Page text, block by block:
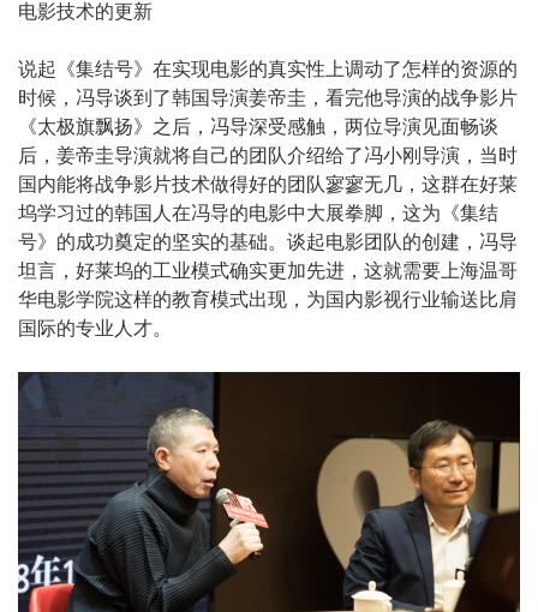
电影技术的更新
说起《集结号》在实现电影的真实性上调动了怎样的资源的
时候，冯导谈到了韩国导演姜帝圭，看完他导演的战争影片
《太极旗飘扬》之后，冯导深受感触，两位导演见面畅谈
后，姜帝圭导演就将自己的团队介绍给了冯小刚导演，当时
国内能将战争影片技术做得好的团队寥寥无几，这群在好莱
坞学习过的韩国人在冯导的电影中大展拳脚，这为《集结
号》的成功奠定的坚实的基础。谈起电影团队的创建，冯导
坦言，好莱坞的工业模式确实更加先进，这就需要上海温哥
华电影学院这样的教育模式出现，为国内影视行业输送比肩
国际的专业人才。